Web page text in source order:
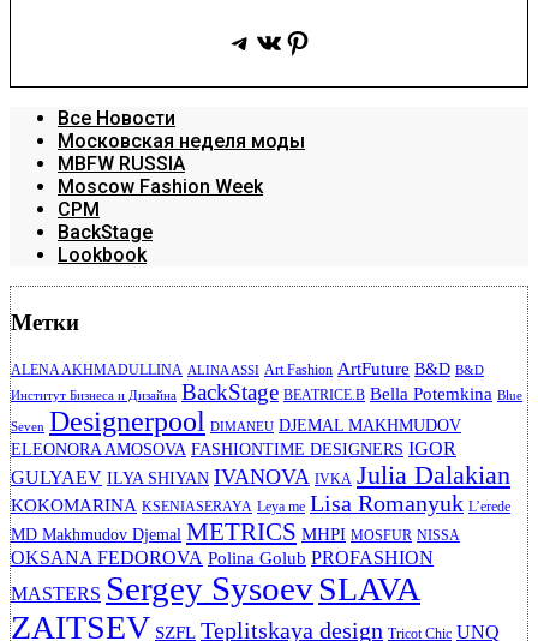
Telegram
ВКонтакте
Pinterest
Все Новости
Московская неделя моды
MBFW RUSSIA
Moscow Fashion Week
CPM
BackStage
Lookbook
Метки
ALENA AKHMADULLINA ALINA ASSI Art Fashion ArtFuture B&D B&D
Институт Бизнеса и Дизайна BackStage BEATRICE.B Bella Potemkina Blue
Seven Designerpool DIMANEU DJEMAL MAKHMUDOV
ELEONORA AMOSOVA FASHIONTIME DESIGNERS IGOR
GULYAEV ILYA SHIYAN IVANOVA IVKA Julia Dalakian
KOKOMARINA KSENIASERAYA Leya me Lisa Romanyuk L’erede
MD Makhmudov Djemal METRICS MHPI MOSFUR NISSA
OKSANA FEDOROVA Polina Golub PROFASHION
MASTERS Sergey SysoevSLAVA
ZAITSEV SZFL Teplitskaya design Tricot Chic UNQ